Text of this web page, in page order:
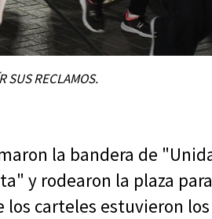
SUS RECLAMOS.
la bandera de
y rodearon la plaza
los carteles estuvieron